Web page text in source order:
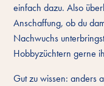
einfach dazu. Also
Anschaffung, ob du
Nachwuchs
Hobbyzüchtern gerne
Gut zu wissen: anders